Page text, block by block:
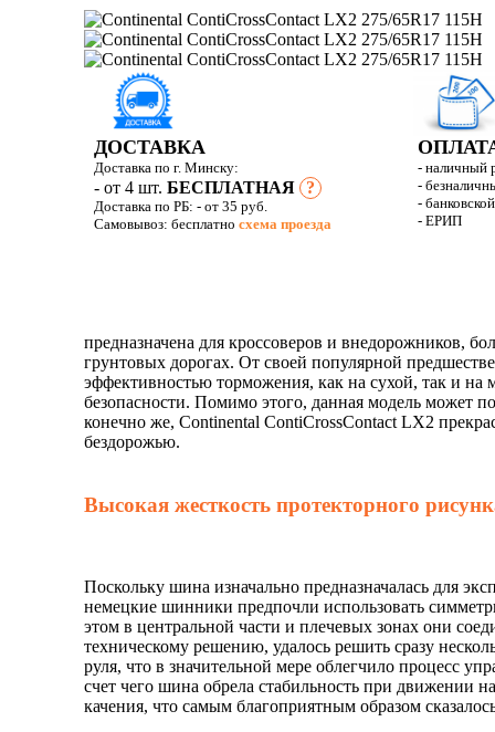
ДОСТАВКА
Доставка по г. Минску:
- от 4 шт.БЕСПЛАТНАЯ ?
Доставка по РБ:- от 35 руб.
Самовывоз: бесплатносхема проезда
- наличный
-
-
- ЕРИП
предназначена для кроссоверов и внедорожников,
грунтовых дорогах. От своей популярной
эффективностью торможения, как на сухой, так и на
безопасности. Помимо этого, данная модель может
конечно же,Continental ContiCrossContact LX2
бездорожью.
Высокая жесткость протекторного
Поскольку шина изначально предназначалась для
немецкие шинники предпочли использовать
этом в центральной части и плечевых зонах они
техническому решению, удалось решить сразу
руля, что в значительной мере облегчило процесс
счет чего шина обрела стабильность при движении
качения, что самым благоприятным образом